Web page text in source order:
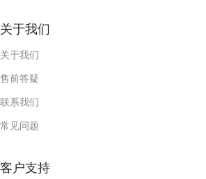
关于我们
关于我们
售前答疑
联系我们
常见问题
客户支持